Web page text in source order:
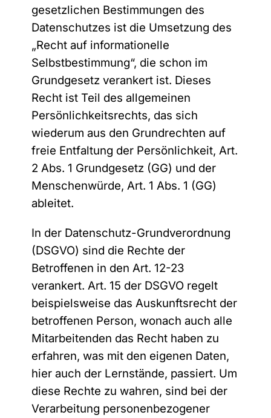
gesetzlichen Bestimmungen des
Datenschutzes ist die Umsetzung des
„Recht auf informationelle
Selbstbestimmung“, die schon im
Grundgesetz verankert ist. Dieses
Recht ist Teil des allgemeinen
Persönlichkeitsrechts, das sich
wiederum aus den Grundrechten auf
freie Entfaltung der Persönlichkeit, Art.
2 Abs. 1 Grundgesetz (GG) und der
Menschenwürde, Art. 1 Abs. 1 (GG)
ableitet.
In der Datenschutz-Grundverordnung
(DSGVO) sind die Rechte der
Betroffenen in den Art. 12-23
verankert. Art. 15 der DSGVO regelt
beispielsweise das Auskunftsrecht der
betroffenen Person, wonach auch alle
Mitarbeitenden das Recht haben zu
erfahren, was mit den eigenen Daten,
hier auch der Lernstände, passiert. Um
diese Rechte zu wahren, sind bei der
Verarbeitung personenbezogener